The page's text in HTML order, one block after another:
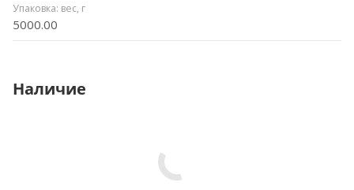
Упаковка: вес, г
5000.00
Наличие